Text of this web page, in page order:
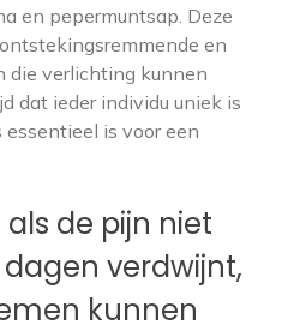
en pepermuntsap. Deze
en
die verlichting kunnen
dat ieder individu uniek is
is voor een
de pijn niet
verdwijnt,
kunnen